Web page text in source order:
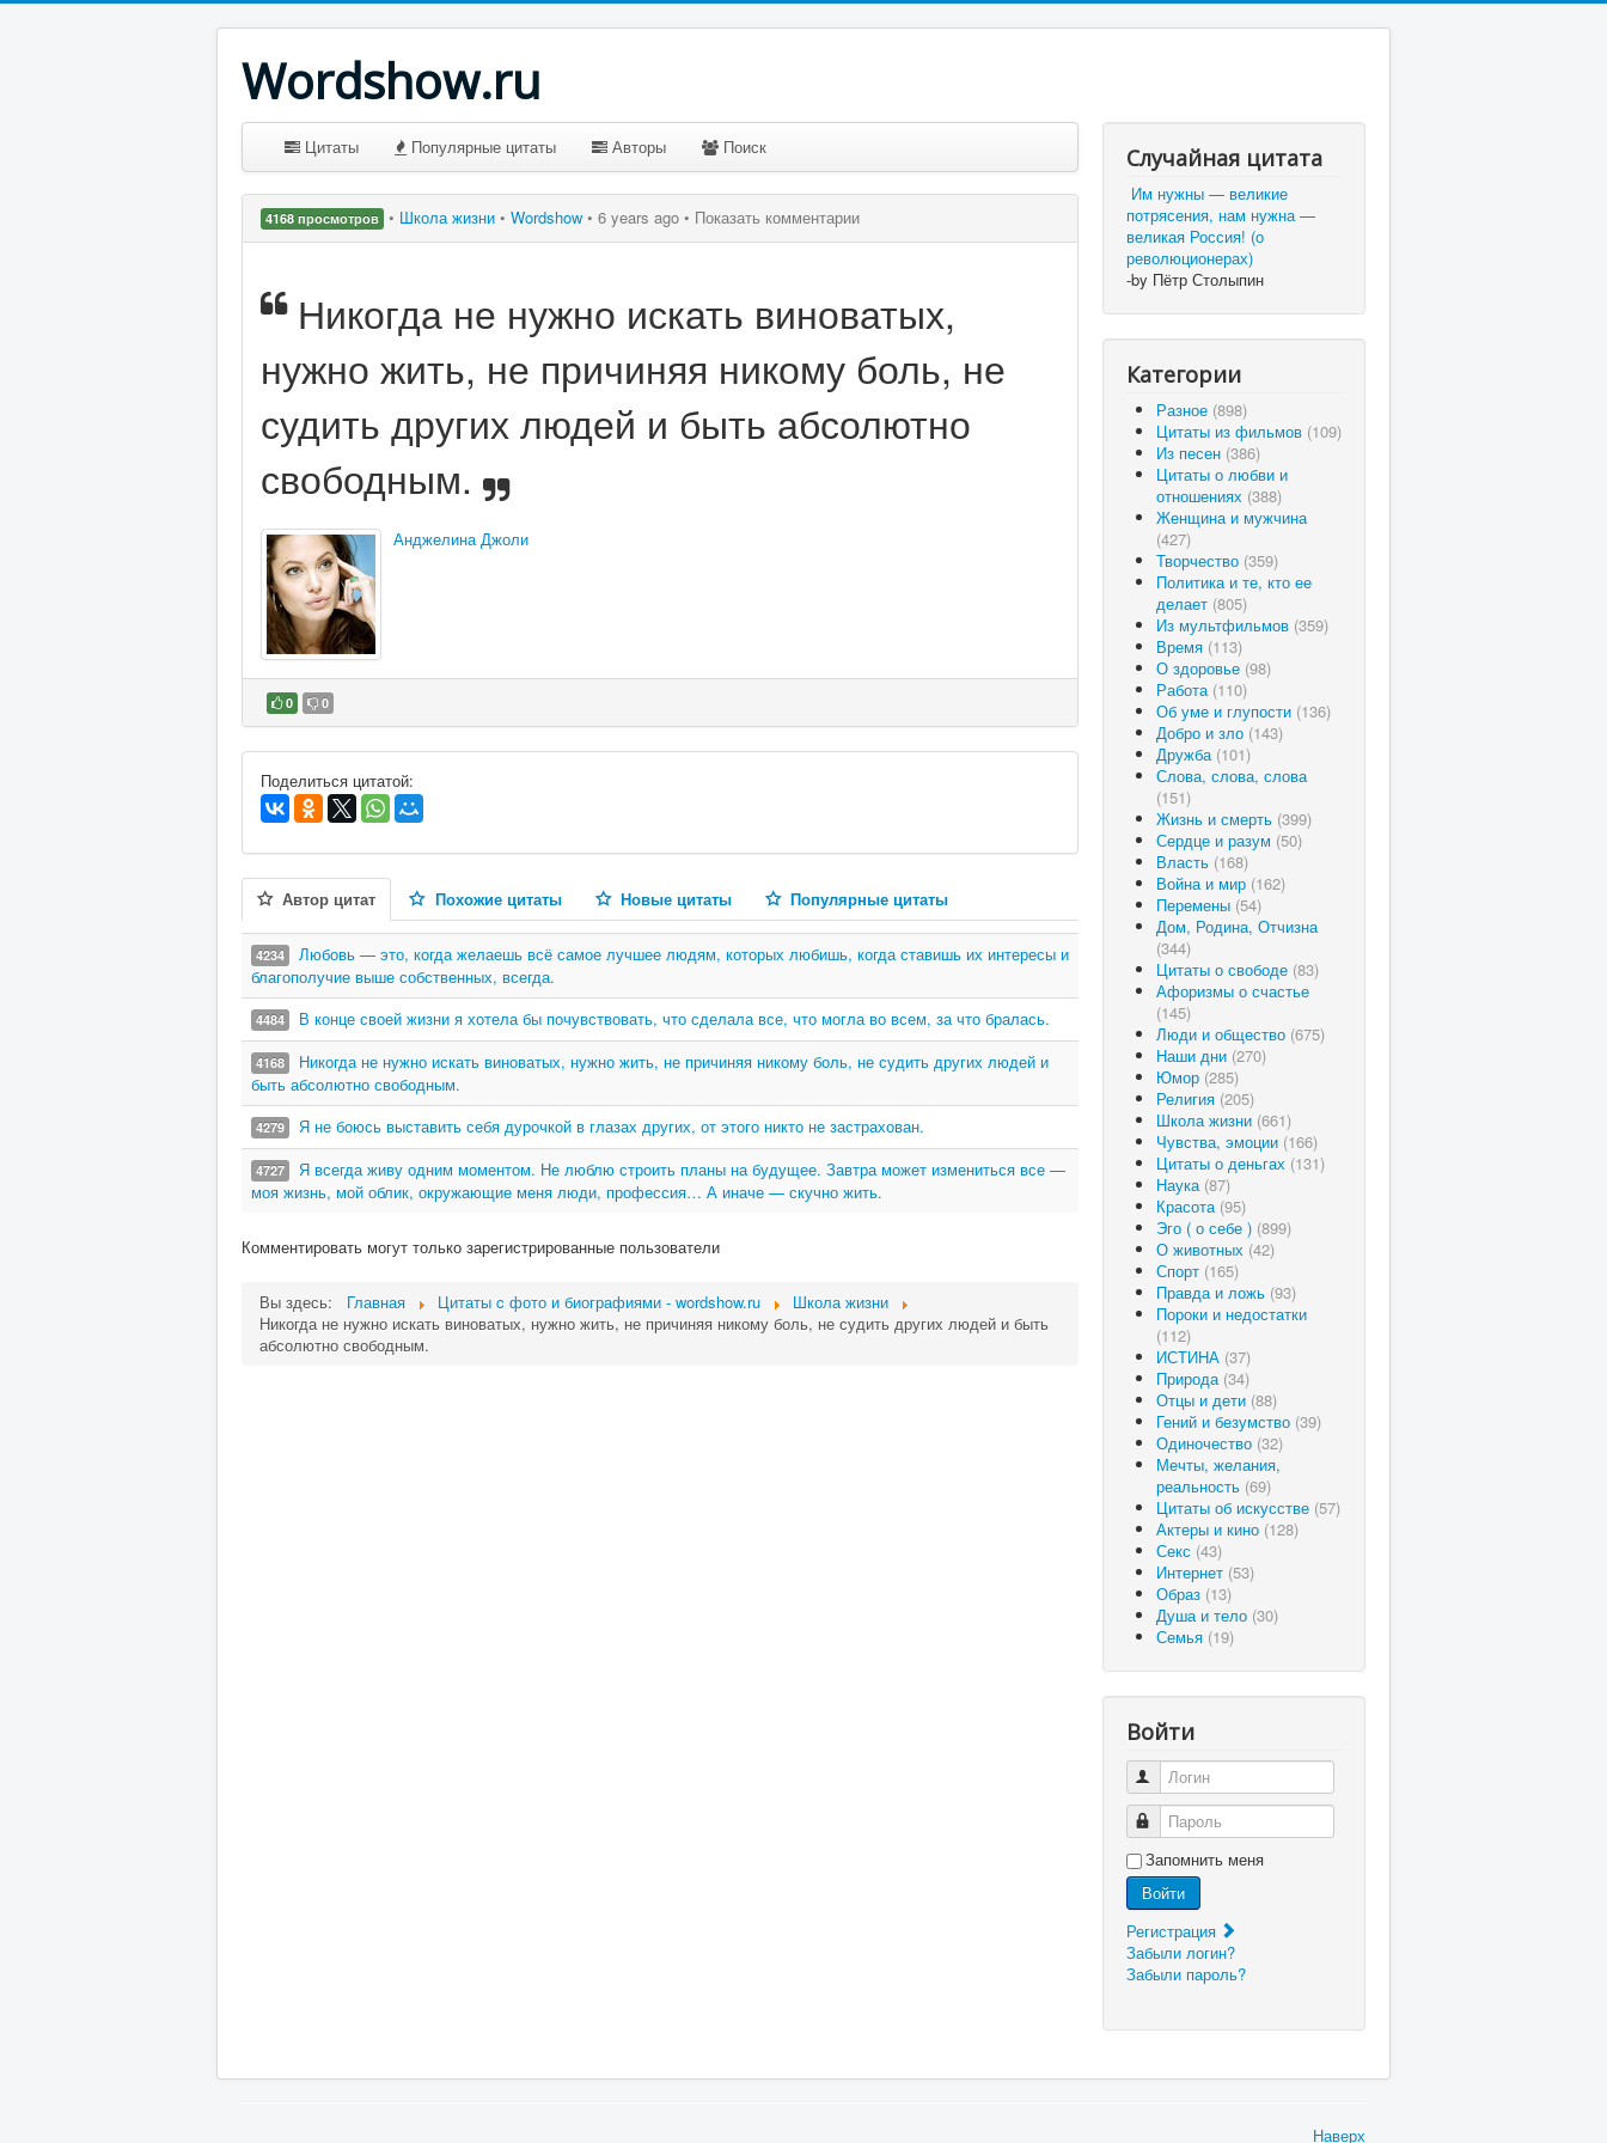
Wordshow.ru
Цитаты Популярные цитаты Авторы Поиск
4168 просмотров • Школа жизни • Wordshow • 6 years ago • Показать комментарии
Никогда не нужно искать виноватых,
нужно жить, не причиняя никому боль, не
судить других людей и быть абсолютно
свободным.
Анджелина Джоли
0 0
В избранное
Поделиться цитатой:
Автор цитат Похожие цитаты Новые цитаты Популярные цитаты
4234
Любовь — это, когда желаешь всё самое лучшее людям, которых любишь, когда ставишь их интересы и
благополучие выше собственных, всегда.
4484 В конце своей жизни я хотела бы почувствовать, что сделала все, что могла во всем, за что бралась.
4168
Никогда не нужно искать виноватых, нужно жить, не причиняя никому боль, не судить других людей и
быть абсолютно свободным.
4279 Я не боюсь выставить себя дурочкой в глазах других, от этого никто не застрахован.
4727
Я всегда живу одним моментом. Не люблю строить планы на будущее. Завтра может измениться все —
моя жизнь, мой облик, окружающие меня люди, профессия… А иначе — скучно жить.
Комментировать могут только зарегистрированные пользователи
Вы здесь: Главная Цитаты c фото и биографиями - wordshow.ru
Школа жизни
Никогда не нужно искать виноватых, нужно жить, не причиняя никому боль, не судить других людей и быть
абсолютно свободным.
Случайная цитата
Им нужны — великие
потрясения, нам нужна —
великая Россия! (о
революционерах)
-by Пётр Столыпин
Категории
Разное (898)
Цитаты из фильмов (109)
Из песен (386)
Цитаты о любви и
отношениях (388)
Женщина и мужчина
(427)
Творчество (359)
Политика и те, кто ее
делает (805)
Из мультфильмов (359)
Время (113)
О здоровье (98)
Работа (110)
Об уме и глупости (136)
Добро и зло (143)
Дружба (101)
Слова, слова, слова
(151)
Жизнь и смерть (399)
Сердце и разум (50)
Власть (168)
Война и мир (162)
Перемены (54)
Дом, Родина, Отчизна
(344)
Цитаты о свободе (83)
Афоризмы о счастье
(145)
Люди и общество (675)
Наши дни (270)
Юмор (285)
Религия (205)
Школа жизни (661)
Чувства, эмоции (166)
Цитаты о деньгах (131)
Наука (87)
Красота (95)
Эго ( о себе ) (899)
О животных (42)
Спорт (165)
Правда и ложь (93)
Пороки и недостатки
(112)
ИСТИНА (37)
Природа (34)
Отцы и дети (88)
Гений и безумство (39)
Одиночество (32)
Мечты, желания,
реальность (69)
Цитаты об искусстве (57)
Актеры и кино (128)
Секс (43)
Интернет (53)
Образ (13)
Душа и тело (30)
Семья (19)
Войти
Логин
Пароль
Запомнить меня
Войти
Регистрация
Забыли логин?
Забыли пароль?
Наверх